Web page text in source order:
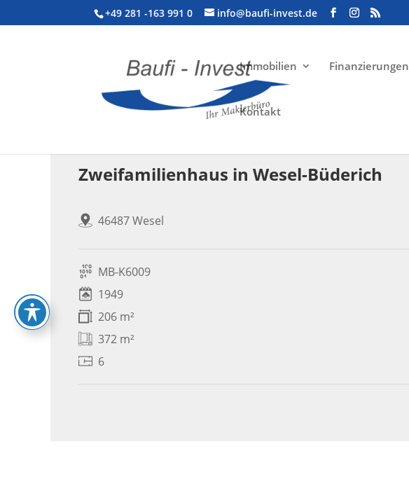
+49 281 -163 991 0 info@baufi-invest.de
Immobilien Finanzierungen
Kontakt
Zweifamilienhaus in Wesel-Büderich
46487 Wesel
MB-K6009
1949
206 m²
372 m²
6